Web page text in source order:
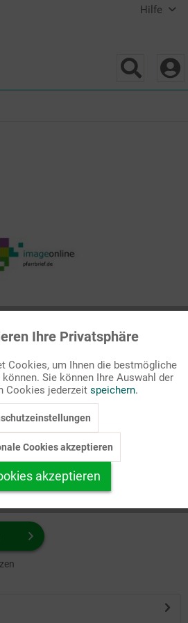
Hilfe
Produktformat aus.
Weiß-Grafik, mit/ohne Text ...
Aktiv
Inaktiv
Inaktiv
Ihre Privatsphäre
Cookies, um Ihnen die bestmögliche
Sie können Ihre Auswahl der
Cookies jederzeit speichern.
Cookies akzeptieren
akzeptieren